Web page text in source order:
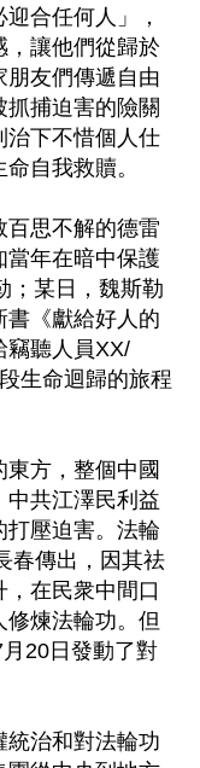
合任何人」，
，讓他們從歸於
朋友們傳遞自由
捕迫害的險關
治下不惜個人仕
自我救贖。
百思不解的德雷
當年在暗中保護
；某日，魏斯勒
書《獻給好人的
竊聽人員XX/
生命迴歸的旅程
東方，整個中國
中共江澤民利益
打壓迫害。法輪
春傳出，因其祛
在民衆中間口
煉法輪功。但
20日發動了對
統治和對法輪功